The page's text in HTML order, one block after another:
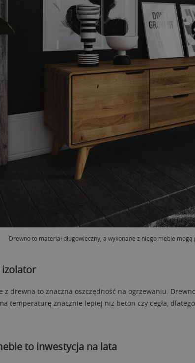
Drewno to materiał długowieczny, a wykonane z niego meble
z drewna to znaczna oszczędność na ogrzewaniu.
temperaturę znacznie lepiej niż beton czy cegła,
to inwestycja na lata